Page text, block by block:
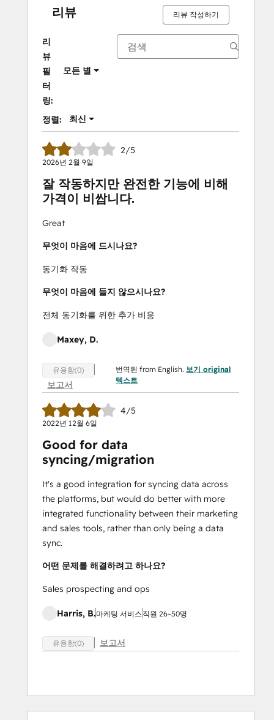
리뷰 리뷰 작성하기
리
뷰
필
터
링:
모든 별
정렬: 최신
2/5
2026년 2월 9일
잘 작동하지만 완전한 기능에 비해
가격이 비쌉니다.
Great
무엇이 마음에 드시나요?
동기화 작동
무엇이 마음에 들지 않으시나요?
전체 동기화를 위한 추가 비용
Maxey, D.
유용함(0)
보고서
번역된 from English.보기 original
텍스트
4/5
2022년 12월 6일
Good for data
syncing/migration
It's a good integration for syncing data across
the platforms, but would do better with more
integrated functionality between their marketing
and sales tools, rather than only being a data
sync.
어떤 문제를 해결하려고 하나요?
Sales prospecting and ops
Harris, B.마케팅 서비스 직원 26~50명
유용함(0) 보고서